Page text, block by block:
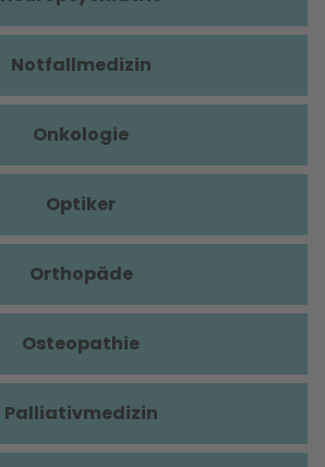
Notfallmedizin
Onkologie
Optiker
Orthopäde
Osteopathie
Palliativmedizin